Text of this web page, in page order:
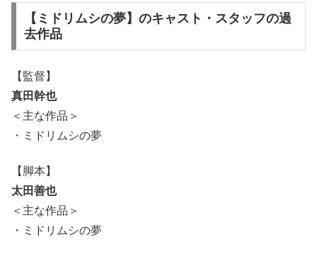
【ミドリムシの夢】のキャスト・スタッフの過
去作品
【監督】
真田幹也
＜主な作品＞
・ミドリムシの夢
【脚本】
太田善也
＜主な作品＞
・ミドリムシの夢